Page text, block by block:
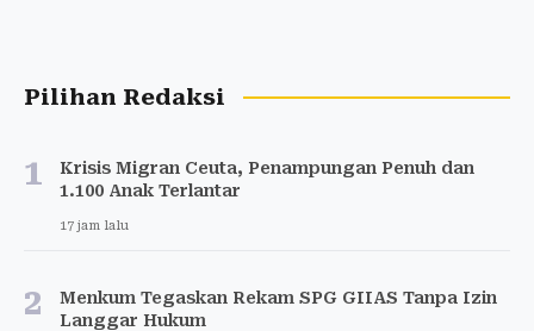
Pilihan Redaksi
1
Krisis Migran Ceuta, Penampungan Penuh dan
1.100 Anak Terlantar
17 jam lalu
2
Menkum Tegaskan Rekam SPG GIIAS Tanpa Izin
Langgar Hukum